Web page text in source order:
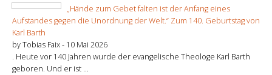
„Hände zum Gebet falten ist der Anfang eines
Aufstandes gegen die Unordnung der Welt.“ Zum 140. Geburtstag von
Karl Barth
by Tobias Faix - 10 Mai 2026
. Heute vor 140 Jahren wurde der evangelische Theologe Karl Barth
geboren. Und er ist ...